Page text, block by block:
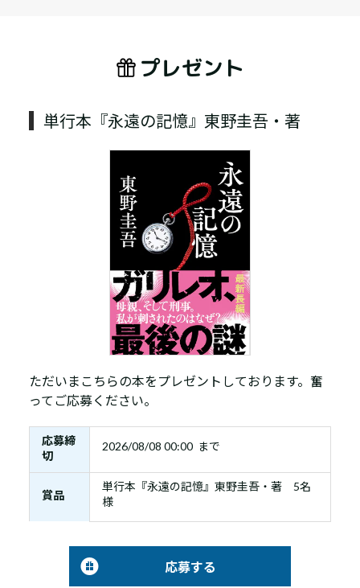
プレゼント
単行本『永遠の記憶』東野圭吾・著
ただいまこちらの本をプレゼントしております。奮
ってご応募ください。
応募締
切
2026/08/08 00:00 まで
賞品
単行本『永遠の記憶』東野圭吾・著 5名
様
応募する